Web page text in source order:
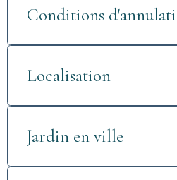
Conditions
Localisation
Jardin en ville